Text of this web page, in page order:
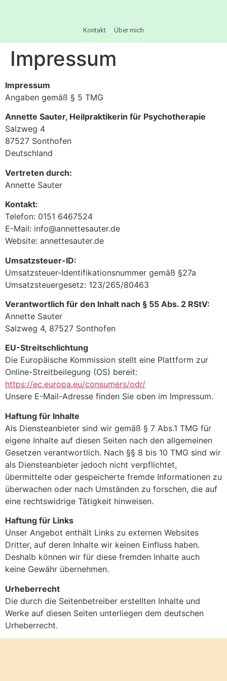
Kontakt Über mich
Impressum
Impressum
Angaben gemäß § 5 TMG
Annette Sauter, Heilpraktikerin für Psychotherapie
Salzweg 4
87527 Sonthofen
Deutschland
Vertreten durch:
Annette Sauter
Kontakt:
Telefon: 0151 6467524
E-Mail: info@annettesauter.de
Website: annettesauter.de
Umsatzsteuer-ID:
Umsatzsteuer-Identifikationsnummer gemäß §27a
Umsatzsteuergesetz: 123/265/80463
Verantwortlich für den Inhalt nach § 55 Abs. 2 RStV:
Annette Sauter
Salzweg 4, 87527 Sonthofen
EU-Streitschlichtung
Die Europäische Kommission stellt eine Plattform zur
Online-Streitbeilegung (OS) bereit:
https://ec.europa.eu/consumers/odr/
Unsere E-Mail-Adresse finden Sie oben im Impressum.
Haftung für Inhalte
Als Diensteanbieter sind wir gemäß § 7 Abs.1 TMG für
eigene Inhalte auf diesen Seiten nach den allgemeinen
Gesetzen verantwortlich. Nach §§ 8 bis 10 TMG sind wir
als Diensteanbieter jedoch nicht verpflichtet,
übermittelte oder gespeicherte fremde Informationen zu
überwachen oder nach Umständen zu forschen, die auf
eine rechtswidrige Tätigkeit hinweisen.
Haftung für Links
Unser Angebot enthält Links zu externen Websites
Dritter, auf deren Inhalte wir keinen Einfluss haben.
Deshalb können wir für diese fremden Inhalte auch
keine Gewähr übernehmen.
Urheberrecht
Die durch die Seitenbetreiber erstellten Inhalte und
Werke auf diesen Seiten unterliegen dem deutschen
Urheberrecht.